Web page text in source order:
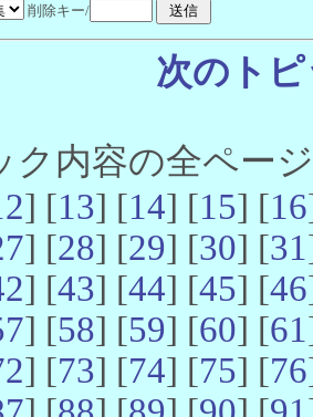
削除キー/
次のト
ク内容の全ペー
] [13] [14] [15] [16
] [28] [29] [30] [31
] [43] [44] [45] [46
] [58] [59] [60] [61
] [73] [74] [75] [76